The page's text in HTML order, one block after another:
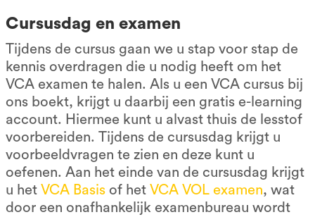
Cursusdag en examen
Tijdens de cursus gaan we u stap voor stap de
kennis overdragen die u nodig heeft om het
VCA examen te halen. Als u een VCA cursus bij
ons boekt, krijgt u daarbij een gratis e-learning
account. Hiermee kunt u alvast thuis de lesstof
voorbereiden. Tijdens de cursusdag krijgt u
voorbeeldvragen te zien en deze kunt u
oefenen. Aan het einde van de cursusdag krijgt
u het VCA Basisof het VCA VOL examen, wat
door een onafhankelijk examenbureau wordt